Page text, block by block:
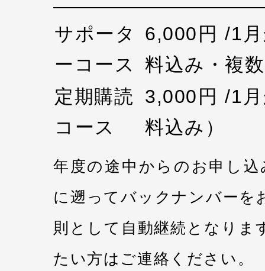
サポータ
ーコース
6,000円 /1
料込み・複
定期購読
コース
3,000円 /1
料込み）
年度の途中からのお申し
に遡ってバックナンバーを
則として自動継続となりま
たい方はご連絡ください。